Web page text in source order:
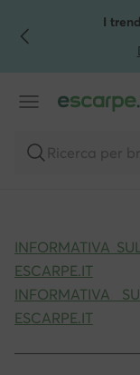
VAI AL
VAI ALLA RICERCA
I
Ricerca per
INFORMATIVA
ESCARPE.IT
INFORMATIVA
ESCARPE.IT